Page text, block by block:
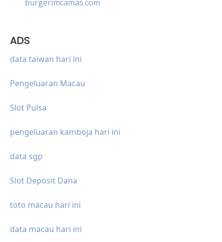
burgerimcamas.com
ADS
data taiwan hari ini
Pengeluaran Macau
Slot Pulsa
pengeluaran kamboja hari ini
data sgp
Slot Deposit Dana
toto macau hari ini
data macau hari ini